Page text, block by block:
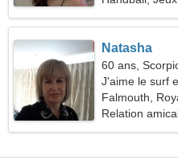
Natasha
60 ans,
J'aime le surf
Falmouth,
Relation